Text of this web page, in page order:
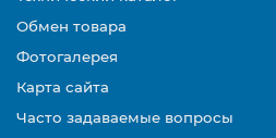
Обмен товара
Фотогалерея
Карта сайта
Часто задаваемые вопросы